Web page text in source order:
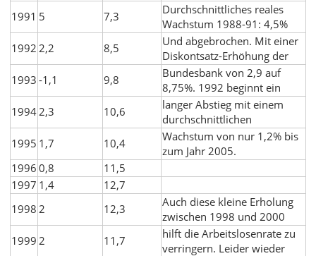
1991 5 7,3
Durchschnittliches reales
Wachstum 1988-91: 4,5%
1992 2,2 8,5
Und abgebrochen. Mit einer
Diskontsatz-Erhöhung der
1993 -1,1 9,8
Bundesbank von 2,9 auf
8,75%. 1992 beginnt ein
19942,3 10,6
langer Abstieg mit einem
durchschnittlichen
1995 1,7 10,4
Wachstum von nur 1,2% bis
zum Jahr 2005.
1996 0,8
11,5
1997 1,4
12,7
1998 2 12,3
Auch diese kleine Erholung
zwischen 1998 und 2000
1999 2 11,7
hilft die Arbeitslosenrate zu
verringern. Leider wieder